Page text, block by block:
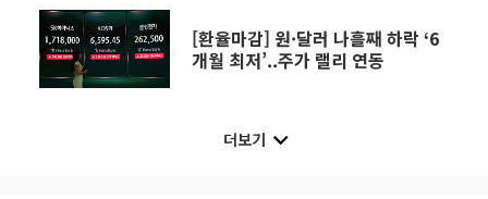
[환율마감] 원·달러 나흘째 하락 ‘6
개월 최저’..주가 랠리 연동
더보기